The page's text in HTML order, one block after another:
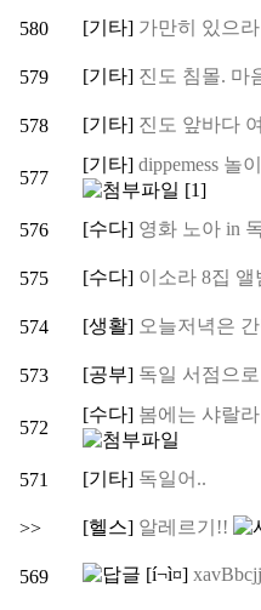
580 [기타] 가만히 있으라
579 [기타] 진도 침몰. 마
578 [기타] 진도 앞바다
577
[기타] dippemess 놀
[1]
576 [수다] 영화 노아 in
575 [수다] 이소라 8집
574 [생활] 오늘저녁은
573 [공부] 독일 서점으
572
[수다] 봄에는 샤랄
571 [기타] 독일어..
>> [헬스] 알레르기!!
569 [í¬ì¤]